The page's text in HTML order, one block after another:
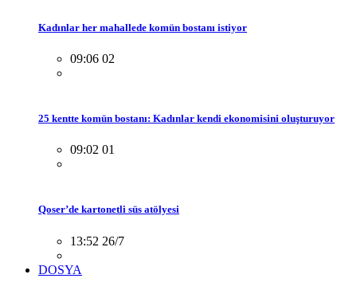
Kadınlar her mahallede komün bostanı istiyor
09:06 02
25 kentte komün bostanı: Kadınlar kendi ekonomisini oluşturuyor
09:02 01
Qoser’de kartonetli süs atölyesi
13:52 26/7
DOSYA